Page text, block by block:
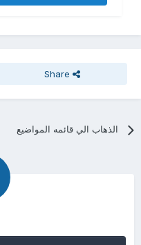
Share
الذهاب الي قائمه المواضيع